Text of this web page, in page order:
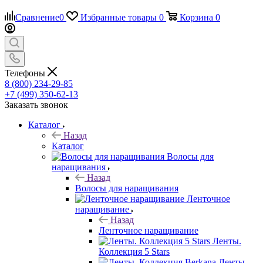
Сравнение0 Избранные товары 0 Корзина 0
Телефоны
8 (800) 234-29-85
+7 (499) 350-62-13
Заказать звонок
Каталог
Назад
Каталог
Волосы для
наращивания
Назад
Волосы для наращивания
Ленточное
наращивание
Назад
Ленточное наращивание
Ленты.
Коллекция 5 Stars